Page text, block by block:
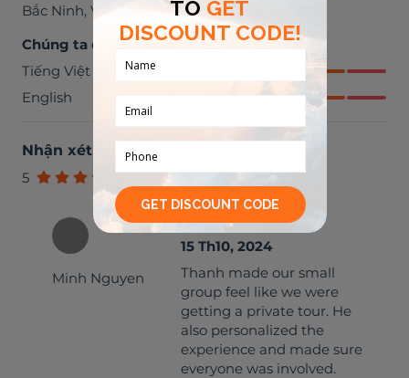
Bắc Ninh, Việt Nam
Chúng ta có thể trò chuyện bằng
Tiếng Việt
English
Nhận xét từ khách du lịch
5
Minh Nguyen
15 Th10, 2024
Thanh made our small
group feel like we were
getting a private tour. He
also personalized the
experience and made sure
everyone was involved.